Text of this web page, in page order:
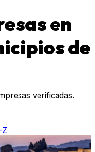
en
de
verificadas.
Z